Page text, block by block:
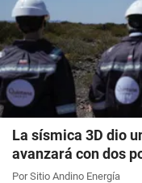
La sísmica 3D dio
avanzará con dos
Por Sitio Andino Energía